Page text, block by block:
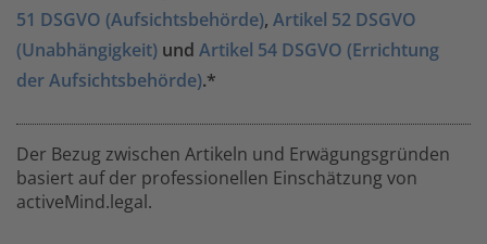
51 DSGVO (Aufsichtsbehörde), Artikel 52 DSGVO
(Unabhängigkeit) und Artikel 54 DSGVO (Errichtung
der Aufsichtsbehörde).*
Der Bezug zwischen Artikeln und Erwägungsgründen
basiert auf der professionellen Einschätzung von
activeMind.legal.